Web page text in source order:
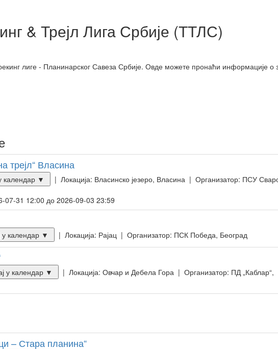
& Трејл Лига Србије (ТТЛС)
лиге - Планинарског Савеза Србије. Овде можете пронаћи информације о
трејл“ Власина
календар ▼
| Локација: Власинско језеро, Власина | Организатор: ПСУ
07-31 12:00 до 2026-09-03 23:59
у календар ▼ | Локација: Рајац | Организатор: ПСК Победа, Београд
у календар ▼
| Локација: Овчар и Дебела Гора | Организатор: ПД „Каблар“,
– Стара планина“